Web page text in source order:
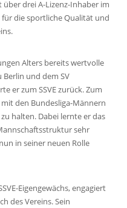
drei A-Lizenz-Inhaber im
für die sportliche Qualität und
Alters bereits wertvolle
Berlin und dem SV
er zum SSVE zurück. Zum
den Bundesliga-Männern
halten. Dabei lernte er das
sehr
in seiner neuen Rolle
Eigengewächs, engagiert
des Vereins. Sein